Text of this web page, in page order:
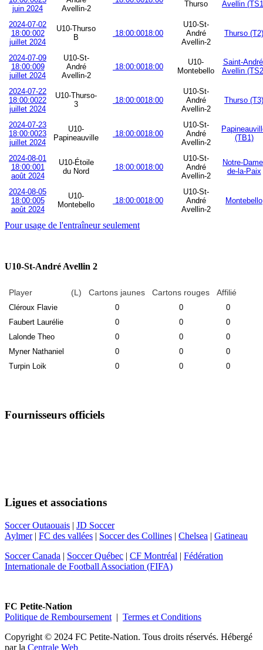
juin 2024
Avellin-2
Thurso
Avellin
2024-07-02
18:00:002
juillet 2024
U10-Thurso
B
18:00:0018:00
U10-St-
André
Avellin-2
Thurso (T2)
2024-07-09
18:00:009
juillet 2024
U10-St-
André
Avellin-2
18:00:0018:00
U10-
Montebello
Saint-
Avellin
2024-07-22
18:00:0022
juillet 2024
U10-Thurso-
3
18:00:0018:00
U10-St-
André
Avellin-2
Thurso (T3)
2024-07-23
18:00:0023
juillet 2024
U10-
Papineauville
18:00:0018:00
U10-St-
André
Avellin-2
(TB1)
2024-08-01
18:00:001
août 2024
U10-Étoile
du Nord
18:00:0018:00
U10-St-
André
Avellin-2
Notre-
de-la-Paix
2024-08-05
18:00:005
août 2024
U10-
Montebello
18:00:0018:00
U10-St-
André
Avellin-2
Montebello
Pour usage de l'entraîneur seulement
U10-St-André Avellin 2
Player (L) Cartons jaunes Cartons rouges Affilié
Cléroux Flavie 0 0
0
Faubert Laurélie
0 0
0
Lalonde Theo
0 0
0
Myner Nathaniel
0 0
0
Turpin Loik
0 0 0
Fournisseurs officiels
Ligues et associations
Soccer Outaouais | JD Soccer
Aylmer| FC des vallées | Soccer des Collines | Chelsea | Gatineau
Soccer Canada | Soccer Québec | CF Montréal | Fédération
Internationale de Football Association (FIFA)
FC Petite-Nation
Politique de Remboursement | Termes et Conditions
Copyright © 2024 FC Petite-Nation. Tous droits réservés. Hébergé
par la Centrale Web